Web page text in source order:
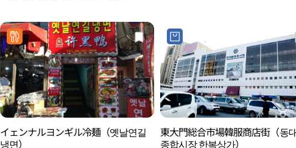
イェンナルヨンギル冷麺（옛날연길
냉면）
東大門総合市場韓服商店街（동
종합시장 한복상가）